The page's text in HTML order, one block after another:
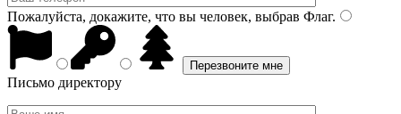
Пожалуйста, докажите, что вы человек, выбрав Флаг.
Письмо директору